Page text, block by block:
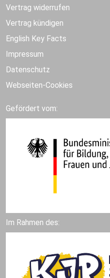
Vertrag widerrufen
Vertrag kündigen
English Key Facts
Impressum
Datenschutz
Webseiten-Cookies
Gefördert vom:
Im Rahmen des: